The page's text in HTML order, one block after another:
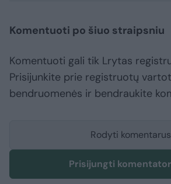
Komentuoti po šiuo straipsniu
Komentuoti gali tik Lrytas
Prisijunkite prie registruotų
bendruomenės ir bendraukite
Rodyti komentarus
Prisijungti